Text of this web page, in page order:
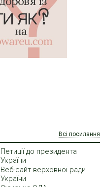
Всі посилання
Петиції до президента
України
Веб-сайт верховної ради
України